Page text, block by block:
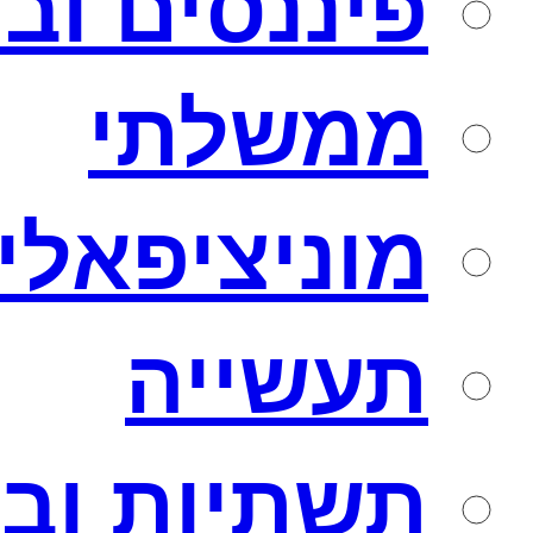
ממשלתי
מוניציפאלי
תעשייה
תשתיות